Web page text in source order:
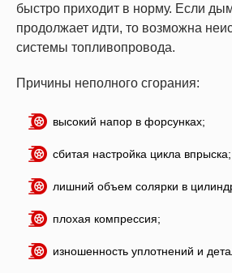
быстро приходит в норму. Если
продолжает идти, то возможна
системы топливопровода.
Причины неполного сгорания:
высокий напор в форсунках;
сбитая настройка цикла впрыска;
лишний объем солярки в
плохая компрессия;
изношенность уплотнений и